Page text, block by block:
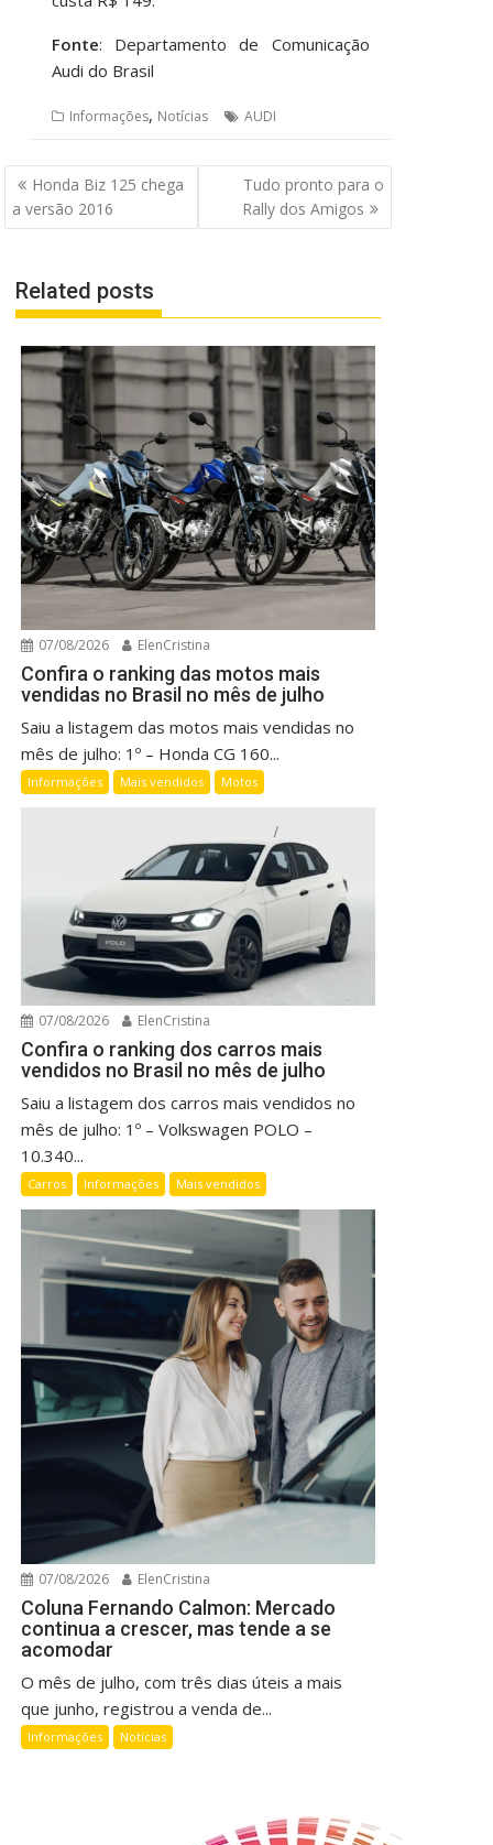
Fonte: Departamento de Comunicação
Audi do Brasil
Informações, Notícias AUDI
Navegação
de
Post
Honda Biz 125 chega
a versão 2016
Tudo pronto para o
Rally dos Amigos
Related posts
07/08/2026 ElenCristina
Confira o ranking das motos mais
vendidas no Brasil no mês de julho
Saiu a listagem das motos mais vendidas no
mês de julho: 1º – Honda CG 160...
Informações Mais vendidos Motos
07/08/2026 ElenCristina
Confira o ranking dos carros mais
vendidos no Brasil no mês de julho
Saiu a listagem dos carros mais vendidos no
mês de julho: 1º – Volkswagen POLO –
10.340...
Carros Informações Mais vendidos
07/08/2026 ElenCristina
Coluna Fernando Calmon: Mercado
continua a crescer, mas tende a se
acomodar
O mês de julho, com três dias úteis a mais
que junho, registrou a venda de...
Informações Notícias